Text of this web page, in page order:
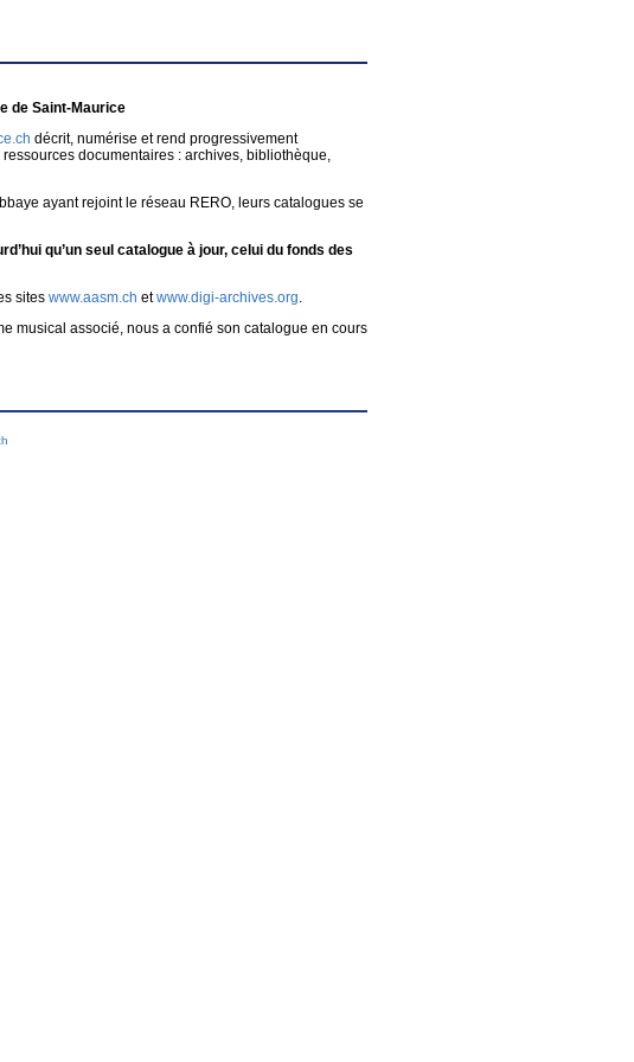
de Saint-Maurice
décrit, numérise et rend progressivement
documentaires : archives, bibliothèque,
ayant rejoint le réseau RERO, leurs catalogues se
qu’un seul catalogue à jour, celui du fonds des
sites www.aasm.ch etwww.digi-archives.org.
musical associé, nous a confié son catalogue en cours